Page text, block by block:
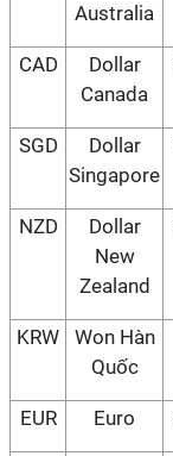
Australia
CAD
Dollar
Canada
SGD
Dollar
Singapore
NZD
Dollar
New
Zealand
KRW
Won Hàn
Quốc
EUR Euro